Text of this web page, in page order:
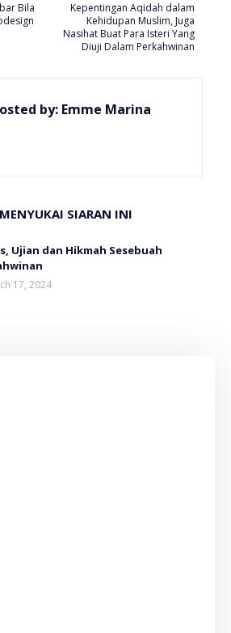
Kepentingan Aqidah dalam
Kehidupan Muslim, Juga
Nasihat Buat Para Isteri Yang
Diuji Dalam Perkahwinan
Bila
by: Emme Marina
SIARAN INI
Ujian dan Hikmah Sesebuah
17, 2024